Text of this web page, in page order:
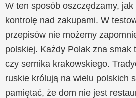
W ten sposób oszczędzamy,
kontrolę nad zakupami. W
przepisów nie możemy
polskiej. Każdy Polak zna smak
czy sernika krakowskiego.
ruskie królują na wielu polskich
pamiętać, że dom nie jest